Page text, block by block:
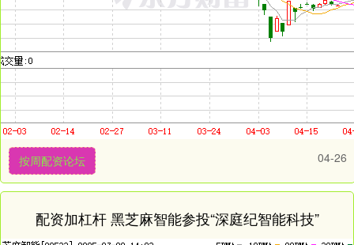
按周配资论坛 04-26
配资加杠杆 黑芝麻智能参投“深庭纪智能科技”